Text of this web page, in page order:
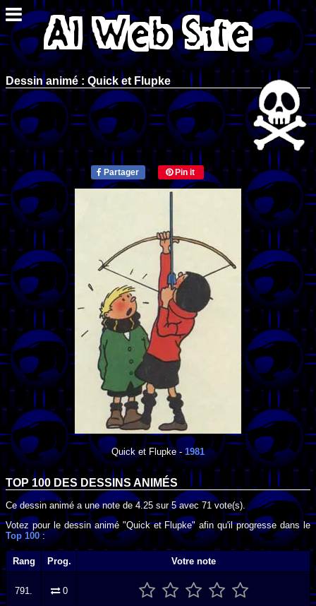
Dessin animé : Quick et Flupke
Partager Pin it
Quick et Flupke-1981
TOP 100 DES DESSINS ANIMÉS
Ce dessin animé a une note de4.25sur5 avec 71vote(s).
Votez pour le dessin animé "Quick et Flupke" afin qu'il progresse dans le
Top 100:
Rang Prog. Votre note
791. 0